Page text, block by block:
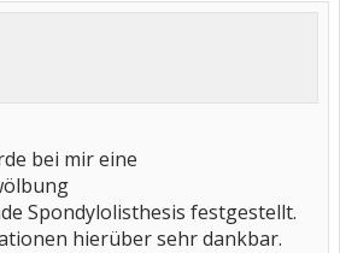
bei mir eine
Spondylolisthesis festgestellt.
hierüber sehr dankbar.